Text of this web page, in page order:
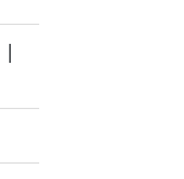
|